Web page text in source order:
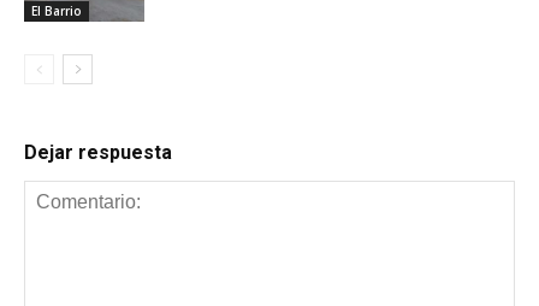
El Barrio
Dejar respuesta